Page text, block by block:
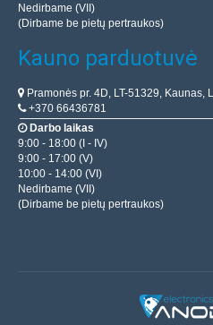
Nedirbame (VII)
(Dirbame be pietų pertraukos)
Kauno parduotuvė
Pramonės pr. 4D, LT-51329, Kaunas,
+370 66436781
Darbo laikas
9:00 - 18:00 (I - IV)
9:00 - 17:00 (V)
10:00 - 14:00 (VI)
Nedirbame (VII)
(Dirbame be pietų pertraukos)